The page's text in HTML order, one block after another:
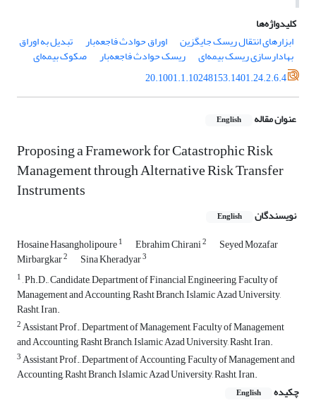
کلیدواژه‌ها
ابزارهای انتقال ریسک جایگزین
اوراق حوادث فاجعه‌بار تبدیل به اوراق
بهادارسازی ریسک بیمه‌ای ریسک حوادث فاجعه‌بار
صکوک بیمه‌ای
20.1001.1.10248153.1401.24.2.6.4
عنوان مقاله English
Proposing a Framework for Catastrophic Risk
Management through Alternative Risk Transfer
Instruments
نویسندگان English
Hosaine Hasangholipoure1 Ebrahim Chirani2 Seyed Mozafar
Mirbargkar2 Sina Kheradyar3
1, Ph.D., Candidate, Department of Financial Engineering, Faculty of
Management and Accounting, Rasht Branch, Islamic Azad University,
Rasht, Iran.
2Assistant Prof., Department of Management, Faculty of Management
and Accounting, Rasht Branch, Islamic Azad University, Rasht, Iran.
3Assistant Prof., Department of Accounting, Faculty of Management and
Accounting, Rasht Branch, Islamic Azad University, Rasht, Iran.
چکیده
English